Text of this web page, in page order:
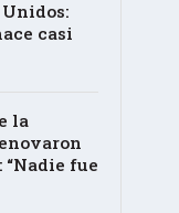
casi
la
fue